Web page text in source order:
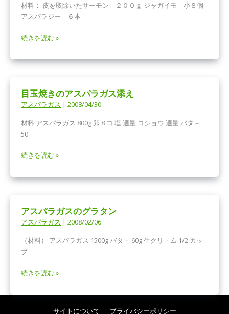
タ
ー
ュ
材料： 皮を取除いたサーモン ２００ｇ ジャガイモ 小８個
アスパラジー ６本
ア
パ
ー
と
ャ
ガ
モ
サ
モ
ン
の
サ
ラ
続きを読む »
目玉焼きのアスパラガス添え
アスパラガス | 2008/04/30
材料 アスパラガス 800g 卵 8 コ 塩 適量 コショウ 適量 バタ－
50
目
焼
ア
ス
ラ
ガ
添
続きを読む »
アスパラガスのグラタン
アスパラガス | 2008/02/06
（材料） アスパラガス 1500g バタ－ 60g 生クリ－ム 1/2 カッ
プ
ア
パ
続きを読む »
サイトについて プライバシーポリシー